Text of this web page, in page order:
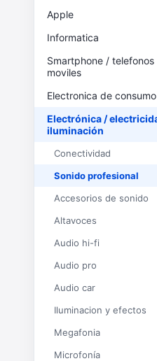
Apple
Informatica
Smartphone / telefonos
moviles
Electronica de consumo
Electrónica / electricidad /
iluminación
Conectividad
Sonido profesional
Accesorios de sonido
Altavoces
Audio hi-fi
Audio pro
Audio car
Iluminacion y efectos
Megafonia
Microfonía